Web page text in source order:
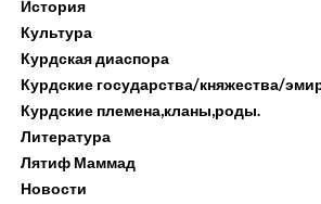
История
Культура
Курдская диаспора
Курдские государства/княжества/
Курдские племена,кланы,роды.
Литература
Лятиф Маммад
Новости